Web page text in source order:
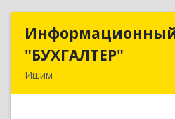
"БУХГАЛТЕР"
Ишим